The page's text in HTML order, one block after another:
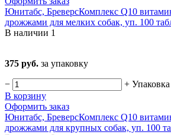
Юнитабс, БреверсКомплекс Q10
дрожжами для мелких собак, уп. 100
В наличии 1
375 руб. за упаковку
− + Упаковка
В корзину
Оформить заказ
Юнитабс, БреверсКомплекс Q10
дрожжами для крупных собак, уп. 100